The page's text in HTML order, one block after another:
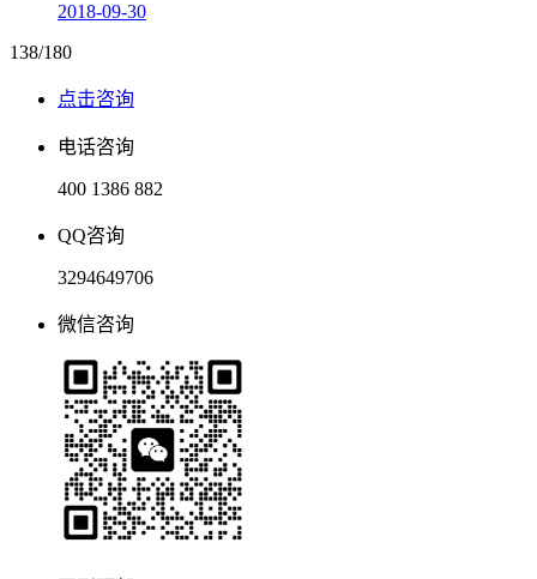
2018-09-30
138/180
点击咨询
电话咨询
400 1386 882
QQ咨询
3294649706
微信咨询